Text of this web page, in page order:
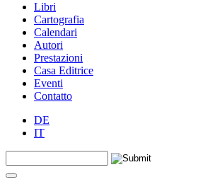
Libri
Cartografia
Calendari
Autori
Prestazioni
Casa Editrice
Eventi
Contatto
DE
IT
Form di ricerca